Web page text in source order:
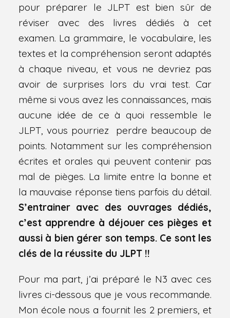
pour préparer le JLPT est bien sûr de
réviser avec des livres dédiés à cet
examen. La grammaire, le vocabulaire, les
textes et la compréhension seront adaptés
à chaque niveau, et vous ne devriez pas
avoir de surprises lors du vrai test. Car
même si vous avez les connaissances, mais
aucune idée de ce à quoi ressemble le
JLPT, vous pourriez perdre beaucoup de
points. Notamment sur les compréhension
écrites et orales qui peuvent contenir pas
mal de pièges. La limite entre la bonne et
la mauvaise réponse tiens parfois du détail.
S’entrainer avec des ouvrages dédiés,
c’est apprendre à déjouer ces pièges et
aussi à bien gérer son temps. Ce sont les
clés de la réussite du JLPT !!
Pour ma part, j’ai préparé le N3 avec ces
livres ci-dessous que je vous recommande.
Mon école nous a fournit les 2 premiers, et